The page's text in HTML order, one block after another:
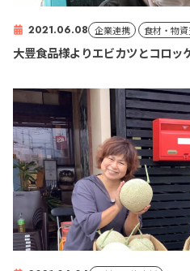
2021.06.08 企業連携 食材・物
大豊食品様よりエビカツとコロッ